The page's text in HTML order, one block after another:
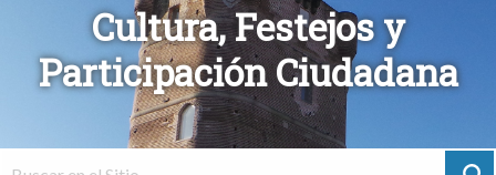
Cultura, Festejos y
Participación Ciudadana